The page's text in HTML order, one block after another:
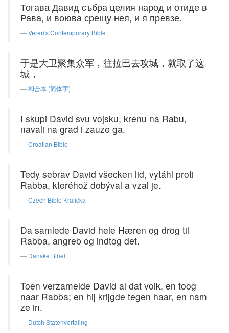
Тогава Давид събра целия народ и отиде в
Рава, и воюва срещу нея, и я превзе.
Veren's Contemporary Bible
于是大卫聚集众军，往拉巴去攻城，就取了这
城，
和合本 (简体字)
I skupi David svu vojsku, krenu na Rabu,
navali na grad i zauze ga.
Croatian Bible
Tedy sebrav David všecken lid, vytáhl proti
Rabba, kteréhož dobýval a vzal je.
Czech Bible Kralicka
Da samlede David hele Hæren og drog til
Rabba, angreb og indtog det.
Danske Bibel
Toen verzamelde David al dat volk, en toog
naar Rabba; en hij krijgde tegen haar, en nam
ze in.
Dutch Statenvertaling